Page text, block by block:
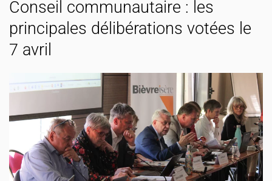
Conseil communautaire : les
principales délibérations votées le
7 avril